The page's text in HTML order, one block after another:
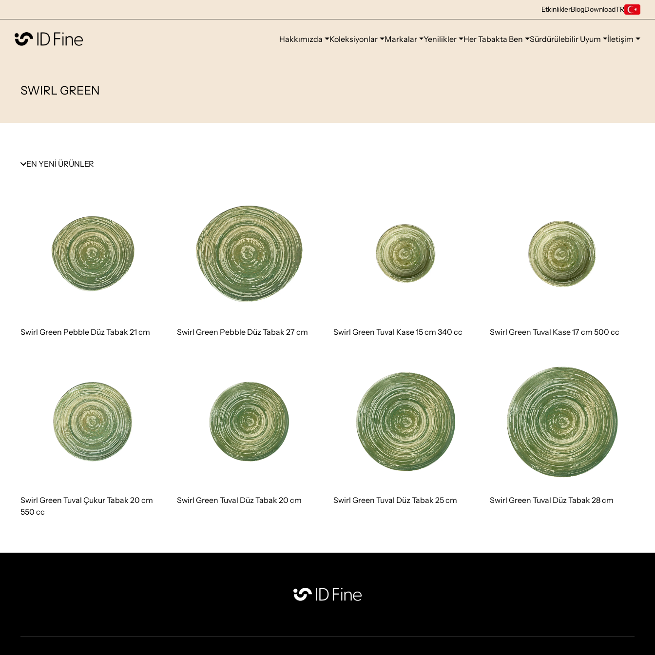
EtkinliklerBlogDownloadTR
Hakkımızda Koleksiyonlar Markalar Yenilikler Her Tabakta Ben Sürdürülebilir Uyum İletişim
SWIRL GREEN
EN YENİ ÜRÜNLER
Swirl Green Pebble Düz Tabak 21 cm Swirl Green Pebble Düz Tabak 27 cm Swirl Green Tuval Kase 15 cm 340 cc Swirl Green Tuval Kase 17 cm 500 cc
Swirl Green Tuval Çukur Tabak 20 cm
550 cc
Swirl Green Tuval Düz Tabak 20 cm Swirl Green Tuval Düz Tabak 25 cm Swirl Green Tuval Düz Tabak 28 cm